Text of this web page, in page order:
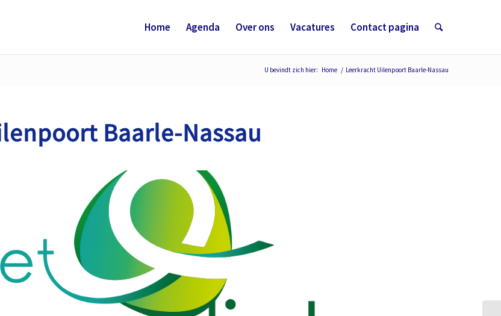
Home Agenda Over ons Vacatures Contact pagina
U bevindt zich hier: Home / Leerkracht Uilenpoort Baarle-Nassau
Baarle-Nassau